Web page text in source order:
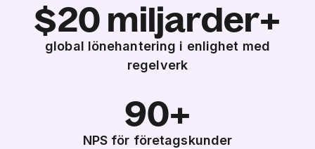
$20 miljarder+
global lönehantering i enlighet med
regelverk
90+
NPS för företagskunder